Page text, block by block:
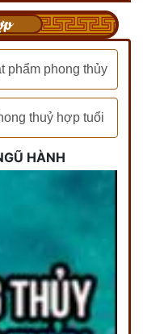
phẩm phong thủy
thuỷ hợp tuổi
HÀNH